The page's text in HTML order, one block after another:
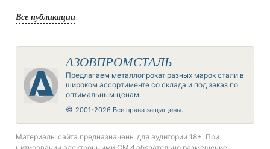
Все публикации
АЗОВПРОМСТАЛЬ
Предлагаем металлопрокат разных марок стали в
широком ассортименте со склада и под заказ по
оптимальным ценам.
© 2001-2026 Все права защищены.
Материалы сайта предназначены для аудитории 18+. При